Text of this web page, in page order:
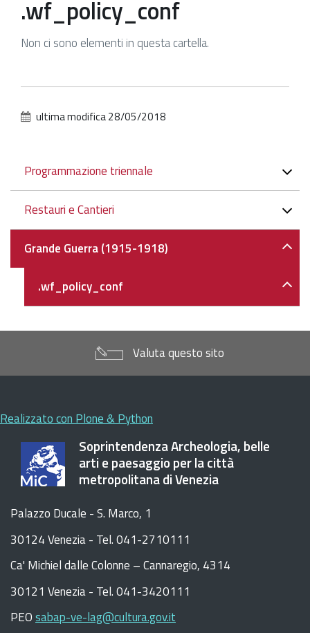
Patrimonio Storico-Artistico
Ufficio Esportazione
.wf_policy_conf
Non ci sono elementi in questa cartella.
ultima modifica28/05/2018
Navigazione
Programmazione triennale
Restauri e Cantieri
Grande Guerra (1915-1918)
.wf_policy_conf
Valuta questo sito
Realizzato con Plone & Python
Soprintendenza Archeologia, belle
arti e paesaggio per la città
metropolitana di Venezia
Palazzo Ducale - S. Marco, 1
30124 Venezia - Tel. 041-2710111
Ca' Michiel dalle Colonne – Cannaregio, 4314
30121 Venezia - Tel. 041-3420111
PEOsabap-ve-lag@cultura.gov.it